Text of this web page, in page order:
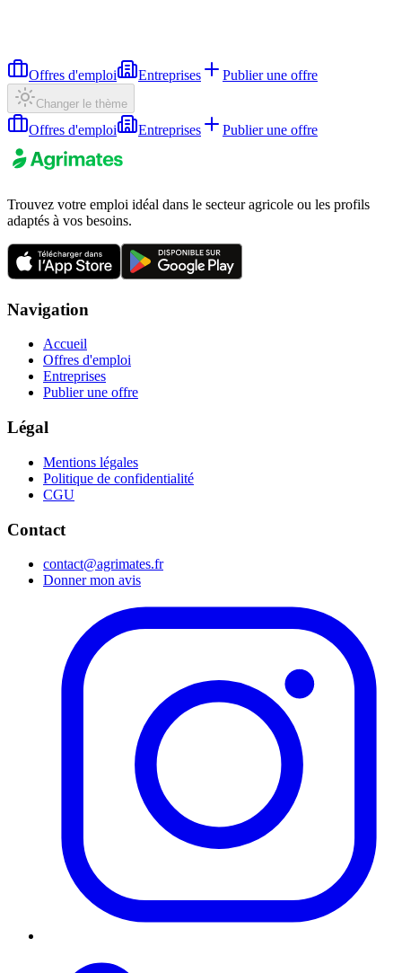
Offres d'emploi Entreprises Publier une offre
Changer le thème
Offres d'emploi Entreprises Publier une offre
Trouvez votre emploi idéal dans le secteur agricole ou les profils
adaptés à vos besoins.
Navigation
Accueil
Offres d'emploi
Entreprises
Publier une offre
Légal
Mentions légales
Politique de confidentialité
CGU
Contact
contact@agrimates.fr
Donner mon avis